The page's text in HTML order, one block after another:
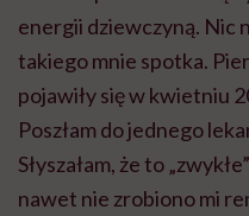
energii dziewczyną. Nic
takiego mnie spotka.
pojawiły się w kwietniu
Poszłam do jednego
Słyszałam, że to
nawet nie zrobiono mi